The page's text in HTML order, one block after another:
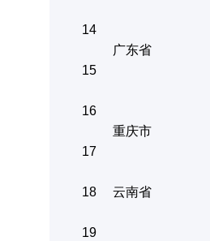
14
广东省
15
16
重庆市
17
18 云南省
19